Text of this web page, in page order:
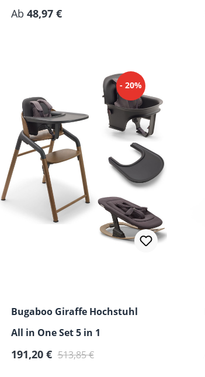
Regulärer Preis:
Ab 48,97 €
- 20%
Bugaboo Giraffe Hochstuhl
All in One Set 5 in 1
191,20 € 513,85 €